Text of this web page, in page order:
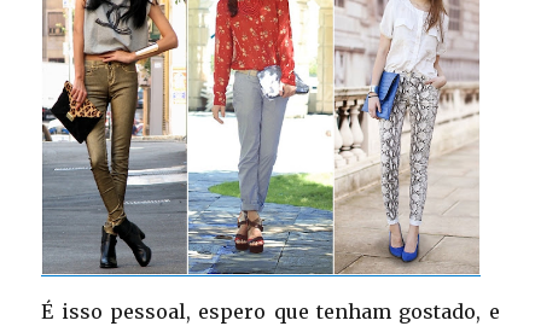
É isso pessoal, espero que tenham gostado, e